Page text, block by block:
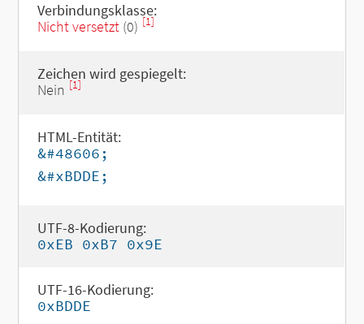
Verbindungsklasse:
Nicht versetzt(0) [1]
Zeichen wird gespiegelt:
Nein [1]
HTML-Entität:
&#48606;
&#xBDDE;
UTF-8-Kodierung:
0xEB 0xB7 0x9E
UTF-16-Kodierung:
0xBDDE